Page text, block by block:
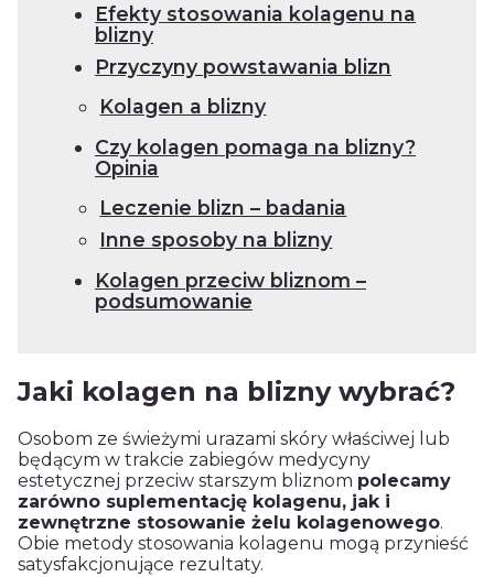
Efekty stosowania kolagenu na
blizny
Przyczyny powstawania blizn
Kolagen a blizny
Czy kolagen pomaga na blizny?
Opinia
Leczenie blizn – badania
Inne sposoby na blizny
Kolagen przeciw bliznom –
podsumowanie
Jaki kolagen na blizny wybrać?
Osobom ze świeżymi urazami skóry właściwej lub
będącym w trakcie zabiegów medycyny
estetycznej przeciw starszym bliznom polecamy
zarówno suplementację kolagenu, jak i
zewnętrzne stosowanie żelu kolagenowego.
Obie metody stosowania kolagenu mogą przynieść
satysfakcjonujące rezultaty.